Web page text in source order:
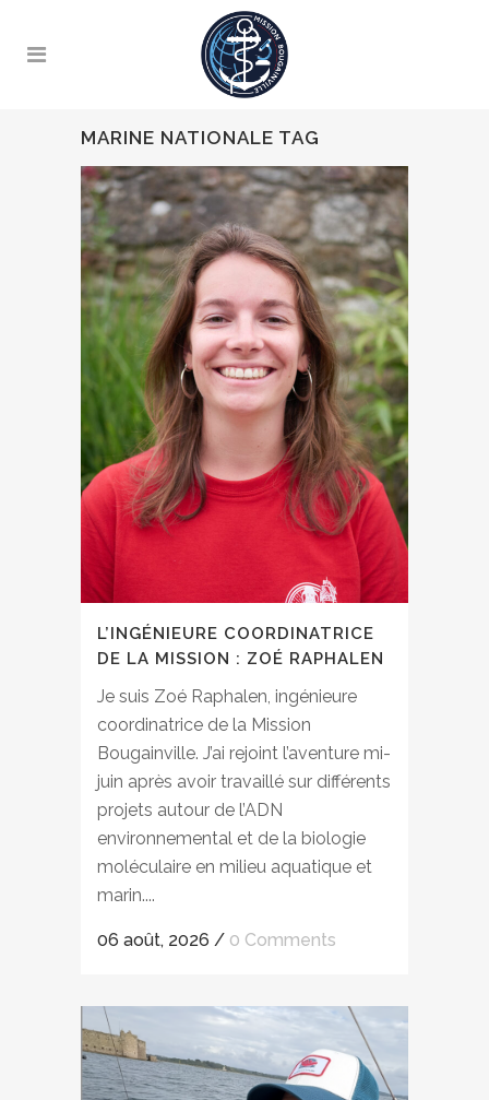
MARINE NATIONALE TAG
L’INGÉNIEURE COORDINATRICE
DE LA MISSION : ZOÉ RAPHALEN
Je suis Zoé Raphalen, ingénieure
coordinatrice de la Mission
Bougainville. J’ai rejoint l’aventure mi-
juin après avoir travaillé sur différents
projets autour de l’ADN
environnemental et de la biologie
moléculaire en milieu aquatique et
marin....
06 août, 2026 / 0 Comments